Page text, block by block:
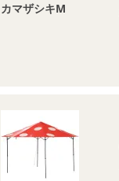
カマザシキM